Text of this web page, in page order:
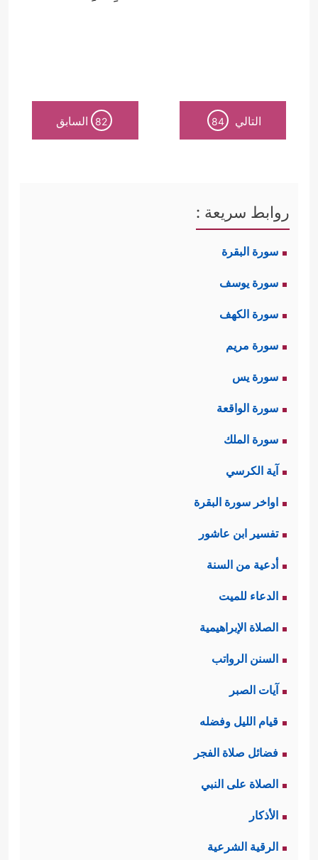
التالي 84
82 السابق
روابط سريعة :
سورة البقرة
سورة يوسف
سورة الكهف
سورة مريم
سورة يس
سورة الواقعة
سورة الملك
آية الكرسي
اواخر سورة البقرة
تفسير ابن عاشور
أدعية من السنة
الدعاء للميت
الصلاة الإبراهيمية
السنن الرواتب
آيات الصبر
قيام الليل وفضله
فضائل صلاة الفجر
الصلاة على النبي
الأذكار
الرقية الشرعية